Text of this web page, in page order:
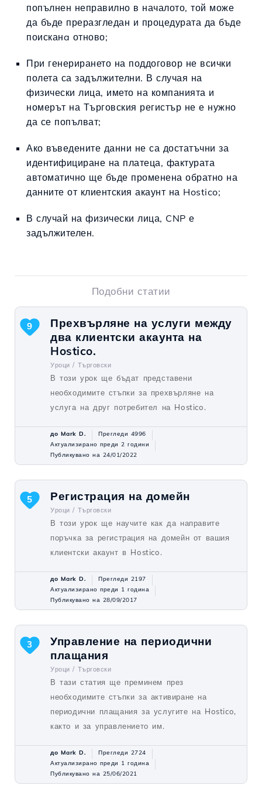
попълнен неправилно в началото, той може
да бъде преразгледан и процедурата да бъде
поисканa отново;
При генерирането на поддоговор не всички
полета са задължителни. В случая на
физически лица, името на компанията и
номерът на Търговския регистър не е нужно
да се попълват;
Ако въведените данни не са достатъчни за
идентифициране на платеца, фактурата
автоматично ще бъде променена обратно на
данните от клиентския акаунт на Hostico;
В случай на физически лица, CNP е
задължителен.
Подобни статии
Прехвърляне на услуги между
два клиентски акаунта на
Hostico.
Уроци / Търговски
В този урок ще бъдат представени
необходимите стъпки за прехвърляне на
услуга на друг потребител на Hostico.
9
до Mark D.
Прегледи 4996
Актуализирано преди 2 години
Публикувано на 24/01/2022
Регистрация на домейн
Уроци / Търговски
В този урок ще научите как да направите
поръчка за регистрация на домейн от вашия
клиентски акаунт в Hostico.
5
до Mark D.
Прегледи 2197
Актуализирано преди 1 година
Публикувано на 28/09/2017
Управление на периодични
плащания
Уроци / Търговски
В тази статия ще преминем през
необходимите стъпки за активиране на
периодични плащания за услугите на Hostico,
както и за управлението им.
3
до Mark D.
Прегледи 2724
Актуализирано преди 1 година
Публикувано на 25/06/2021